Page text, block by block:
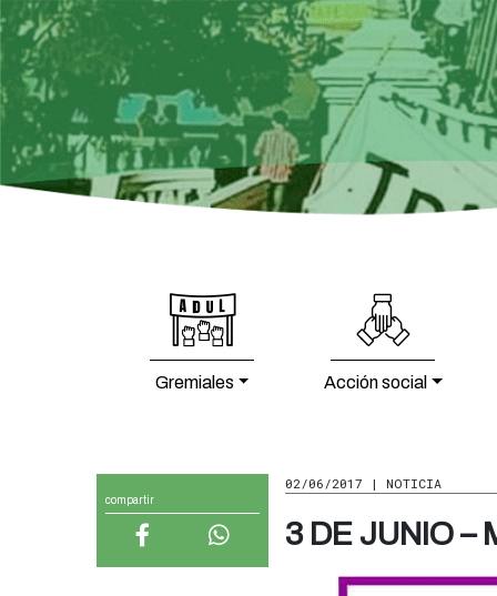
Gremiales Acción social
compartir
02/06/2017 | NOTICIA
3 DE JUNIO –